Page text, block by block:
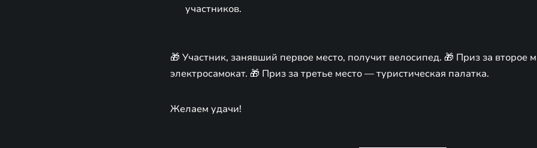
участников.
🎁 Участник, занявший первое место, получит велосипед. 🎁 Приз за второе
электросамокат. 🎁 Приз за третье место — туристическая палатка.
Желаем удачи!